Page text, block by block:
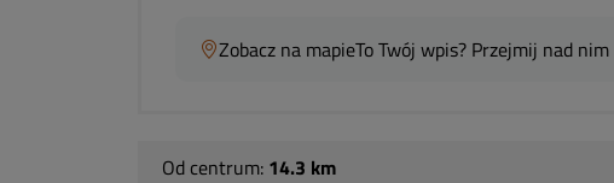
Zobacz na mapieTo Twój wpis? Przejmij nad
Od centrum: 14.3 km